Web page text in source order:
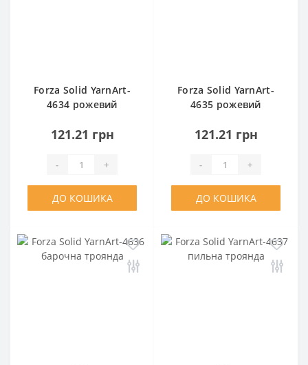
Forza Solid YarnArt-
4634 рожевий
121.21 грн
- +
ДО КОШИКА
Forza Solid YarnArt-
4635 рожевий
121.21 грн
- +
ДО КОШИКА